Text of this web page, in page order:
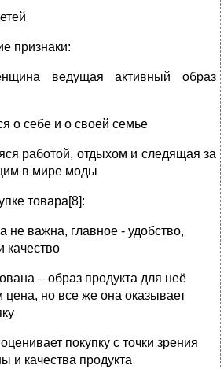
признаки:
ведущая активный образ
о себе и о своей семье
работой, отдыхом и следящая за
в мире моды
товара[8]:
не важна, главное - удобство,
качество
– образ продукта для неё
цена, но все же она оказывает
покупку с точки зрения
и качества продукта